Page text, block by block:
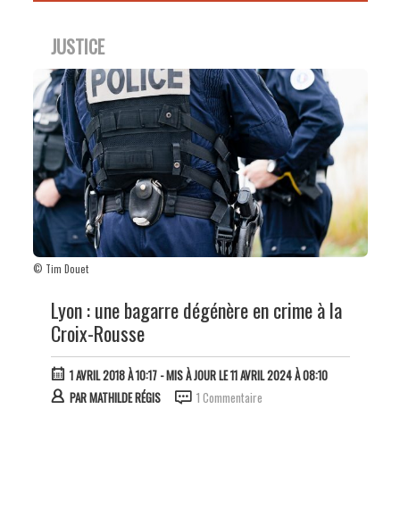
JUSTICE
© Tim Douet
Lyon : une bagarre dégénère en crime à la
Croix-Rousse
1 AVRIL 2018 À 10:17- MIS À JOUR LE 11 AVRIL 2024 À 08:10
PARMATHILDE RÉGIS 1 Commentaire